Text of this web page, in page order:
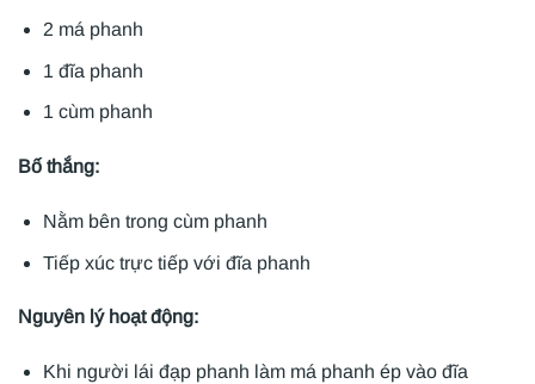
2 má phanh
1 đĩa phanh
1 cùm phanh
Bố thắng:
Nằm bên trong cùm phanh
Tiếp xúc trực tiếp với đĩa phanh
Nguyên lý hoạt động:
Khi người lái đạp phanh làm má phanh ép vào đĩa